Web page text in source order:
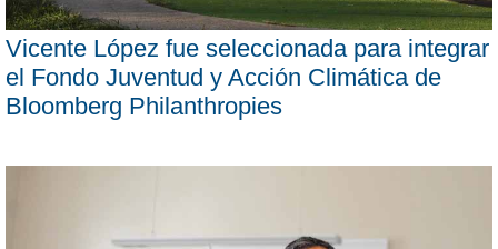
Vicente López fue seleccionada para integrar
el Fondo Juventud y Acción Climática de
Bloomberg Philanthropies